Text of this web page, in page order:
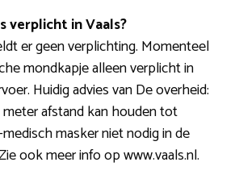
verplicht in Vaals?
er geen verplichting. Momenteel
mondkapje alleen verplicht in
Huidig advies van De overheid:
meter afstand kan houden tot
masker niet nodig in de
ook meer info op www.vaals.nl.